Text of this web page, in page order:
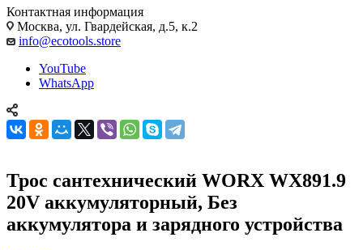
Контактная информация
Москва, ул. Гвардейская, д.5, к.2
info@ecotools.store
YouTube
WhatsApp
Трос сантехнический WORX WX891.9
20V аккумуляторный, Без
аккумулятора и зарядного устройства